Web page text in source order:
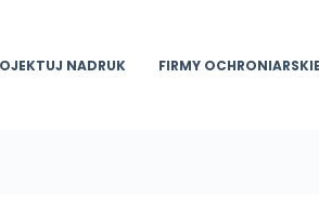
NADRUK FIRMY OCHRONIARSKIE